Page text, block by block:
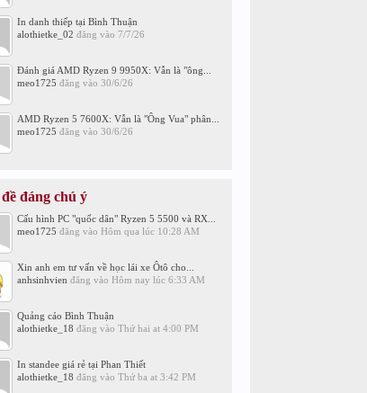
In danh thiếp tại Bình Thuận
alothietke_02 đăng vào 7/7/26
Đánh giá AMD Ryzen 9 9950X: Vẫn là "ông...
meo1725 đăng vào 30/6/26
AMD Ryzen 5 7600X: Vẫn là "Ông Vua" phân...
meo1725 đăng vào 30/6/26
đáng chú ý
Cấu hình PC "quốc dân" Ryzen 5 5500 và RX...
meo1725 đăng vào Hôm qua lúc 10:28 AM
Xin anh em tư vấn về học lái xe Ôtô cho...
anhsinhvien đăng vào Hôm nay lúc 6:33 AM
Quảng cáo Bình Thuận
alothietke_18 đăng vào Thứ hai at 4:00 PM
In standee giá rẻ tại Phan Thiết
alothietke_18 đăng vào Thứ ba at 3:42 PM